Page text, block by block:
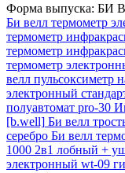
Форма выпуска: БИ
Би велл термометр
термометр
термометр
термометр
велл пульсоксиметр
электронный
полуавтомат pro-30
[b.well] Би велл
серебро Би велл
1000 2в1 лобный +
электронный wt-09